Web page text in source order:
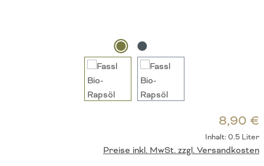
8,90 €
Inhalt:0.5 Liter
Preise inkl. MwSt. zzgl. Versandkosten